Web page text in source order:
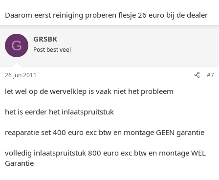
Daarom eerst reiniging proberen flesje 26 euro bij de dealer
G GRSBK
Post best veel
26 jun 2011 #7
let wel op de wervelklep is vaak niet het probleem
het is eerder het inlaatspruitstuk
reaparatie set 400 euro exc btw en montage GEEN garantie
volledig inlaatspruitstuk 800 euro exc btw en montage WEL
Garantie